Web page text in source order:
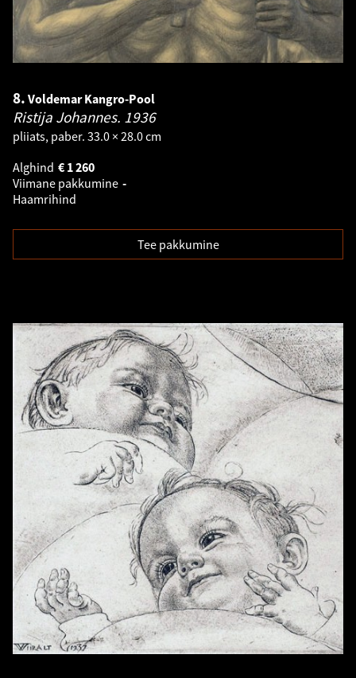
8. Voldemar Kangro-Pool
Ristija Johannes. 1936
pliiats, paber. 33.0 × 28.0 cm
Alghind
1 260
€
Viimane pakkumine -
Haamrihind
Tee pakkumine